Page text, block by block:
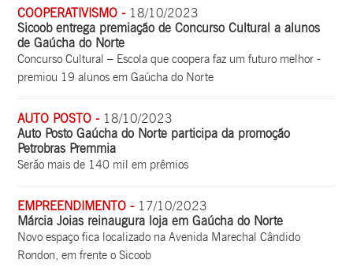
COOPERATIVISMO - 18/10/2023
Sicoob entrega premiação de Concurso Cultural a alunos
de Gaúcha do Norte
Concurso Cultural – Escola que coopera faz um futuro melhor -
premiou 19 alunos em Gaúcha do Norte
AUTO POSTO - 18/10/2023
Auto Posto Gaúcha do Norte participa da promoção
Petrobras Premmia
Serão mais de 140 mil em prêmios
EMPREENDIMENTO - 17/10/2023
Márcia Joias reinaugura loja em Gaúcha do Norte
Novo espaço fica localizado na Avenida Marechal Cândido
Rondon, em frente o Sicoob